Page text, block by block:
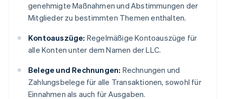
genehmigte Maßnahmen und Abstimmungen der
Mitglieder zu bestimmten Themen enthalten.
Kontoauszüge: Regelmäßige Kontoauszüge für
alle Konten unter dem Namen der LLC.
Belege und Rechnungen: Rechnungen und
Zahlungsbelege für alle Transaktionen, sowohl für
Einnahmen als auch für Ausgaben.